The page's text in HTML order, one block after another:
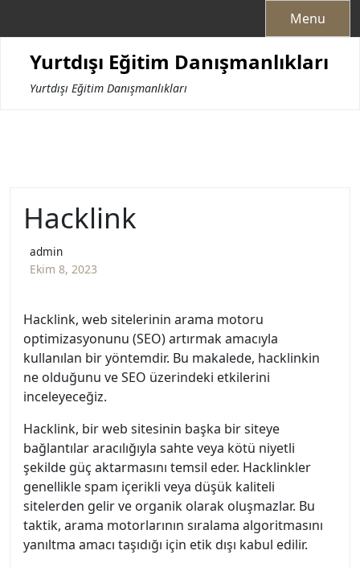
Menu
Yurtdışı Eğitim Danışmanlıkları
Yurtdışı Eğitim Danışmanlıkları
Hacklink
admin
Ekim 8, 2023
Hacklink, web sitelerinin arama motoru
optimizasyonunu (SEO) artırmak amacıyla
kullanılan bir yöntemdir. Bu makalede, hacklinkin
ne olduğunu ve SEO üzerindeki etkilerini
inceleyeceğiz.
Hacklink, bir web sitesinin başka bir siteye
bağlantılar aracılığıyla sahte veya kötü niyetli
şekilde güç aktarmasını temsil eder. Hacklinkler
genellikle spam içerikli veya düşük kaliteli
sitelerden gelir ve organik olarak oluşmazlar. Bu
taktik, arama motorlarının sıralama algoritmasını
yanıltma amacı taşıdığı için etik dışı kabul edilir.